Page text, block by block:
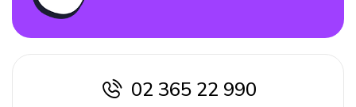
icon
02 365 22 990